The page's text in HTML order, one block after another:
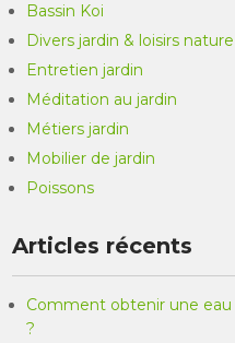
Bassin Koi
Divers jardin & loisirs nature
Entretien jardin
Méditation au jardin
Métiers jardin
Mobilier de jardin
Poissons
Articles récents
Comment obtenir une eau
?